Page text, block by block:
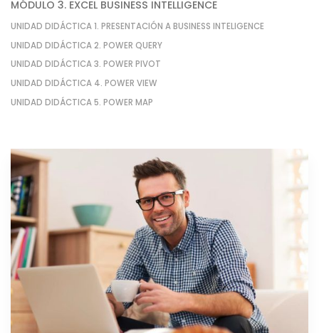
MÓDULO 3. EXCEL BUSINESS INTELLIGENCE
UNIDAD DIDÁCTICA 1. PRESENTACIÓN A BUSINESS INTELIGENCE
UNIDAD DIDÁCTICA 2. POWER QUERY
UNIDAD DIDÁCTICA 3. POWER PIVOT
UNIDAD DIDÁCTICA 4. POWER VIEW
UNIDAD DIDÁCTICA 5. POWER MAP